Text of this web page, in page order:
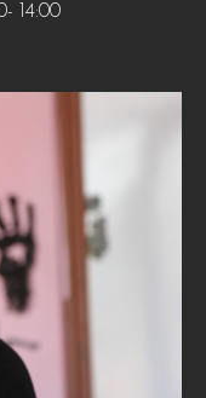
14:00